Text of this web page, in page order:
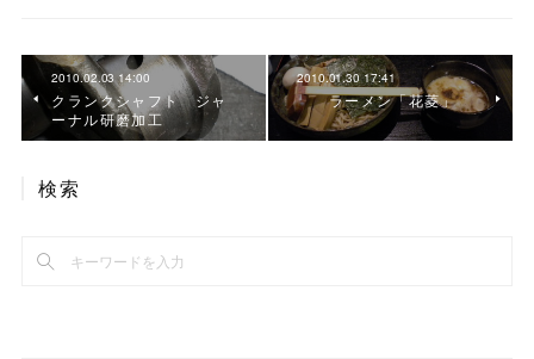
2010.02.03 14:00
クランクシャフト ジャ
ーナル研磨加工
2010.01.30 17:41
ラーメン「花菱」
検索